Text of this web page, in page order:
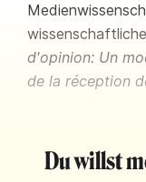
d'opinion: Un
de la réception
Du willst